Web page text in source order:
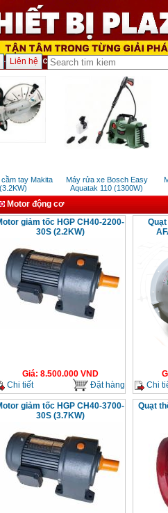
Liên hệ
tay Makita
Máy rửa xe Bosch Easy
Aquatak 110 (1300W)
Motor động cơ
giảm tốc HGP CH40-2200-
30S (2.2KW)
Giá: 8.500.000VND
Chi tiết
Đặt hàng
Chi
giảm tốc HGP CH40-3700-
30S (3.7KW)
Quạt